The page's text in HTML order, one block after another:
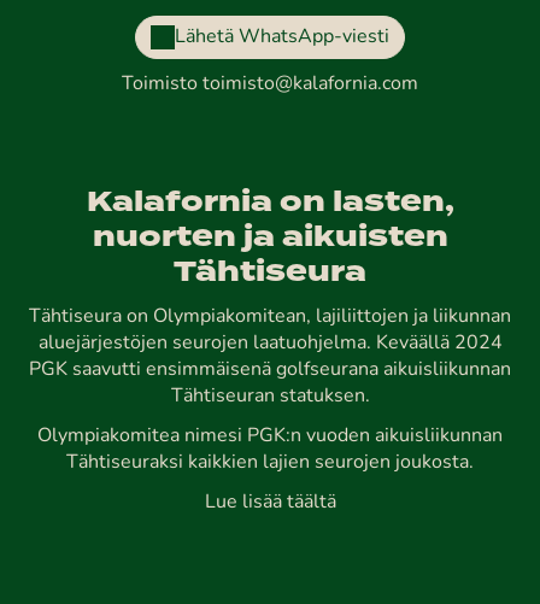
Lähetä WhatsApp-viesti
Toimisto toimisto@kalafornia.com
Kalafornia on lasten,
nuorten ja aikuisten
Tähtiseura
Tähtiseura on Olympiakomitean, lajiliittojen ja liikunnan
aluejärjestöjen seurojen laatuohjelma. Keväällä 2024
PGK saavutti ensimmäisenä golfseurana aikuisliikunnan
Tähtiseuran statuksen.
Olympiakomitea nimesi PGK:n vuoden aikuisliikunnan
Tähtiseuraksi kaikkien lajien seurojen joukosta.
Lue lisää täältä